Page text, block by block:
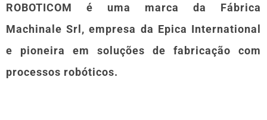
ROBOTICOM é uma marca da Fábrica
Machinale Srl, empresa da Epica International
e pioneira em soluções de fabricação com
processos robóticos.